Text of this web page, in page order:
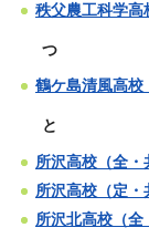
秩父農工科学高
つ
鶴ケ島清風高校
と
所沢高校（全・
所沢高校（定・
所沢北高校（